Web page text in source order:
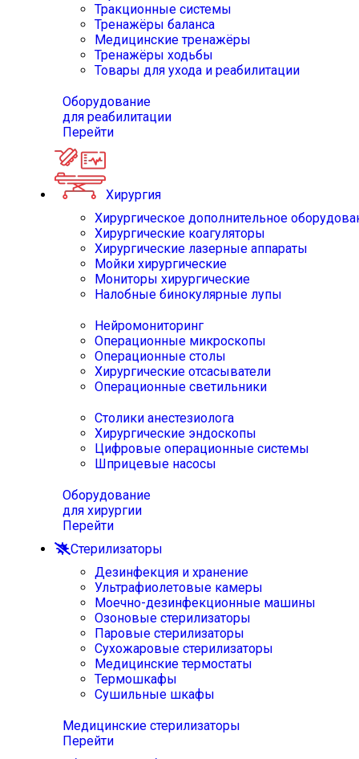
Тракционные системы
Тренажёры баланса
Медицинские тренажёры
Тренажёры ходьбы
Товары для ухода и реабилитации
Оборудование
для реабилитации
Перейти
Хирургия
Хирургическое дополнительное
Хирургические коагуляторы
Хирургические лазерные аппараты
Мойки хирургические
Мониторы хирургические
Налобные бинокулярные лупы
Нейромониторинг
Операционные микроскопы
Операционные столы
Хирургические отсасыватели
Операционные светильники
Столики анестезиолога
Хирургические эндоскопы
Цифровые операционные системы
Шприцевые насосы
Оборудование
для хирургии
Перейти
Стерилизаторы
Дезинфекция и хранение
Ультрафиолетовые камеры
Моечно-дезинфекционные машины
Озоновые стерилизаторы
Паровые стерилизаторы
Сухожаровые стерилизаторы
Медицинские термостаты
Термошкафы
Сушильные шкафы
Медицинские стерилизаторы
Перейти